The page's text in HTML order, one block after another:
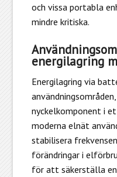
och vissa portabla
mindre kritiska.
energilagring
Energilagring via
nyckelkomponent i
moderna elnät
stabilisera
förändringar i
för att säkerställa